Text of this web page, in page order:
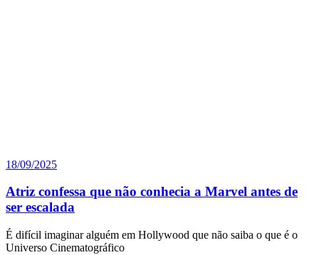
18/09/2025
Atriz confessa que não conhecia a Marvel antes de
ser escalada
É difícil imaginar alguém em Hollywood que não saiba o que é o
Universo Cinematográfico